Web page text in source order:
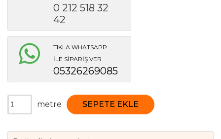
0 212 518 32
42
TIKLA WHATSAPP
İLE SİPARİŞ VER
05326269085
metre SEPETE EKLE